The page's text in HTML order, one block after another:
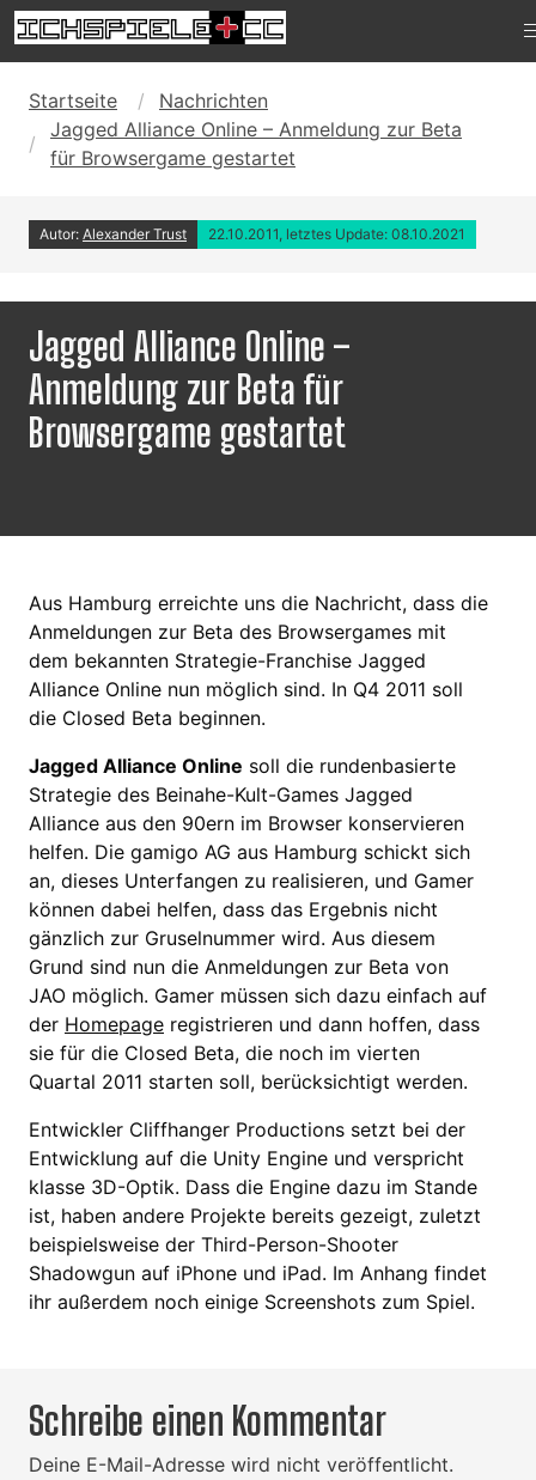
Startseite
Nachrichten
Jagged Alliance Online – Anmeldung zur Beta
für Browsergame gestartet
Autor: Alexander Trust 22.10.2011, letztes Update: 08.10.2021
Jagged Alliance Online –
Anmeldung zur Beta für
Browsergame gestartet
Aus Hamburg erreichte uns die Nachricht, dass die
Anmeldungen zur Beta des Browsergames mit
dem bekannten Strategie-Franchise Jagged
Alliance Online nun möglich sind. In Q4 2011 soll
die Closed Beta beginnen.
Jagged Alliance Online soll die rundenbasierte
Strategie des Beinahe-Kult-Games Jagged
Alliance aus den 90ern im Browser konservieren
helfen. Die gamigo AG aus Hamburg schickt sich
an, dieses Unterfangen zu realisieren, und Gamer
können dabei helfen, dass das Ergebnis nicht
gänzlich zur Gruselnummer wird. Aus diesem
Grund sind nun die Anmeldungen zur Beta von
JAO möglich. Gamer müssen sich dazu einfach auf
der Homepage registrieren und dann hoffen, dass
sie für die Closed Beta, die noch im vierten
Quartal 2011 starten soll, berücksichtigt werden.
Entwickler Cliffhanger Productions setzt bei der
Entwicklung auf die Unity Engine und verspricht
klasse 3D-Optik. Dass die Engine dazu im Stande
ist, haben andere Projekte bereits gezeigt, zuletzt
beispielsweise der Third-Person-Shooter
Shadowgun auf iPhone und iPad. Im Anhang findet
ihr außerdem noch einige Screenshots zum Spiel.
Schreibe einen Kommentar
Deine E-Mail-Adresse wird nicht veröffentlicht.